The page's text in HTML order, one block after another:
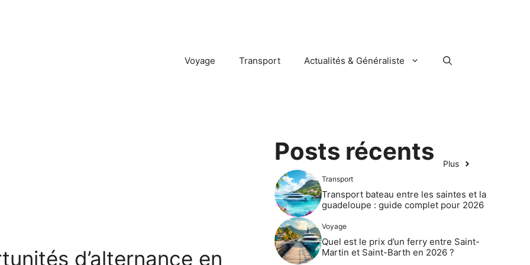
Voyage Transport Actualités & Généraliste
d’alternance en
Posts récents Plus
Transport
Transport bateau entre les saintes et la
guadeloupe : guide complet pour 2026
Voyage
Quel est le prix d’un ferry entre Saint-
Martin et Saint-Barth en 2026 ?